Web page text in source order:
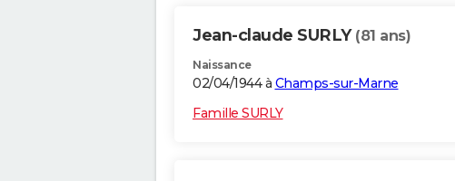
Jean-claude SURLY (81 ans)
Naissance
02/04/1944 à Champs-sur-Marne
Famille SURLY